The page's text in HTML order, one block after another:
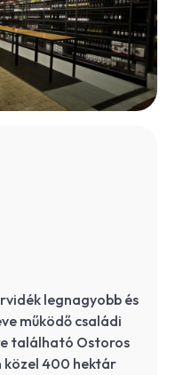
legnagyobb és
működő családi
található Ostoros
közel 400 hektár